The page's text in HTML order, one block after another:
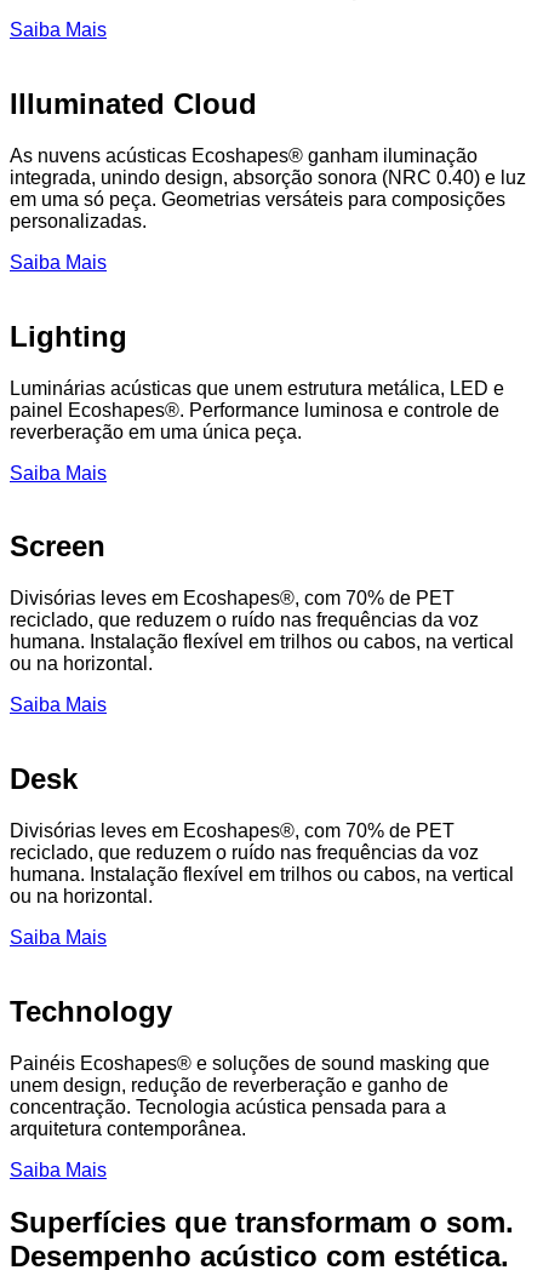
Saiba Mais
Illuminated Cloud
As nuvens acústicas Ecoshapes® ganham iluminação
integrada, unindo design, absorção sonora (NRC 0.40) e luz
em uma só peça. Geometrias versáteis para composições
personalizadas.
Saiba Mais
Lighting
Luminárias acústicas que unem estrutura metálica, LED e
painel Ecoshapes®. Performance luminosa e controle de
reverberação em uma única peça.
Saiba Mais
Screen
Divisórias leves em Ecoshapes®, com 70% de PET
reciclado, que reduzem o ruído nas frequências da voz
humana. Instalação flexível em trilhos ou cabos, na vertical
ou na horizontal.
Saiba Mais
Desk
Divisórias leves em Ecoshapes®, com 70% de PET
reciclado, que reduzem o ruído nas frequências da voz
humana. Instalação flexível em trilhos ou cabos, na vertical
ou na horizontal.
Saiba Mais
Technology
Painéis Ecoshapes® e soluções de sound masking que
unem design, redução de reverberação e ganho de
concentração. Tecnologia acústica pensada para a
arquitetura contemporânea.
Saiba Mais
Superfícies que transformam o som.
Desempenho acústico com estética.